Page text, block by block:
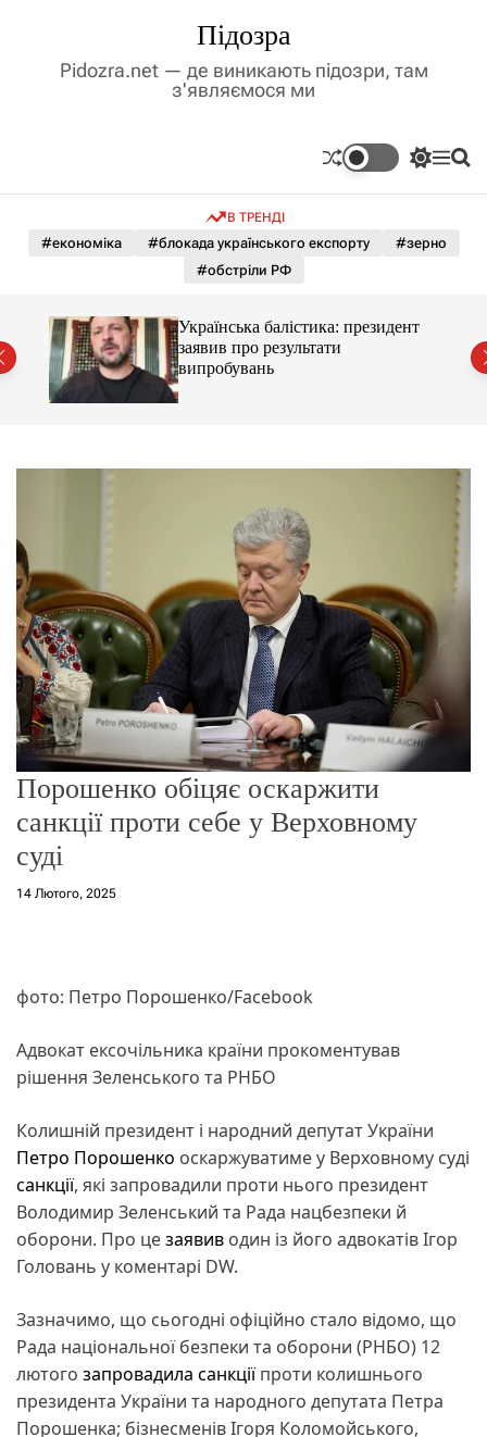
у
Підозра
Pidozra.net — де виникають підозри, там
з'являємося ми
П
м
к
и
м
у
М П
В ТРЕНДІ
#економіка #блокада українського експорту
#зерно
#обстріли РФ
Українська балістика: президент
заявив про результати
випробувань
Порошенко обіцяє оскаржити
санкції проти себе у Верховному
суді
14 Лютого, 2025
фото: Петро Порошенко/Facebook
Адвокат ексочільника країни прокоментував
рішення Зеленського та РНБО
Колишній президент і народний депутат України
Петро Порошенко оскаржуватиме у Верховному суді
санкції, які запровадили проти нього президент
Володимир Зеленський та Рада нацбезпеки й
оборони. Про цезаявив один із його адвокатів Ігор
Головань у коментарі DW.
Зазначимо, що сьогодні офіційно стало відомо, що
Рада національної безпеки та оборони (РНБО) 12
лютого запровадила санкціїпроти колишнього
президента України та народного депутата Петра
Порошенка; бізнесменів Ігоря Коломойського,